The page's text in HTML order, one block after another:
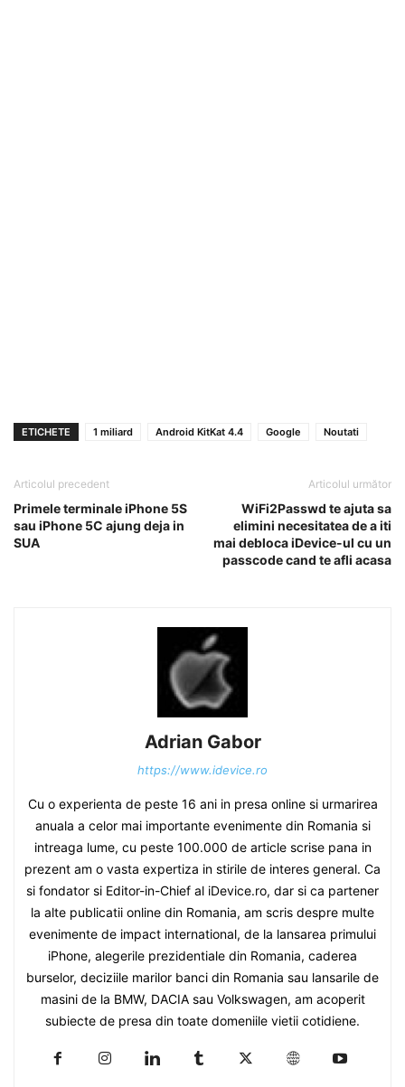
ETICHETE 1 miliard Android KitKat 4.4 Google Noutati
Articolul precedent
Primele terminale iPhone 5S
sau iPhone 5C ajung deja in
SUA
Articolul următor
WiFi2Passwd te ajuta sa
elimini necesitatea de a iti
mai debloca iDevice-ul cu un
passcode cand te afli acasa
Adrian Gabor
https://www.idevice.ro
Cu o experienta de peste 16 ani in presa online si urmarirea
anuala a celor mai importante evenimente din Romania si
intreaga lume, cu peste 100.000 de article scrise pana in
prezent am o vasta expertiza in stirile de interes general. Ca
si fondator si Editor-in-Chief al iDevice.ro, dar si ca partener
la alte publicatii online din Romania, am scris despre multe
evenimente de impact international, de la lansarea primului
iPhone, alegerile prezidentiale din Romania, caderea
burselor, deciziile marilor banci din Romania sau lansarile de
masini de la BMW, DACIA sau Volkswagen, am acoperit
subiecte de presa din toate domeniile vietii cotidiene.